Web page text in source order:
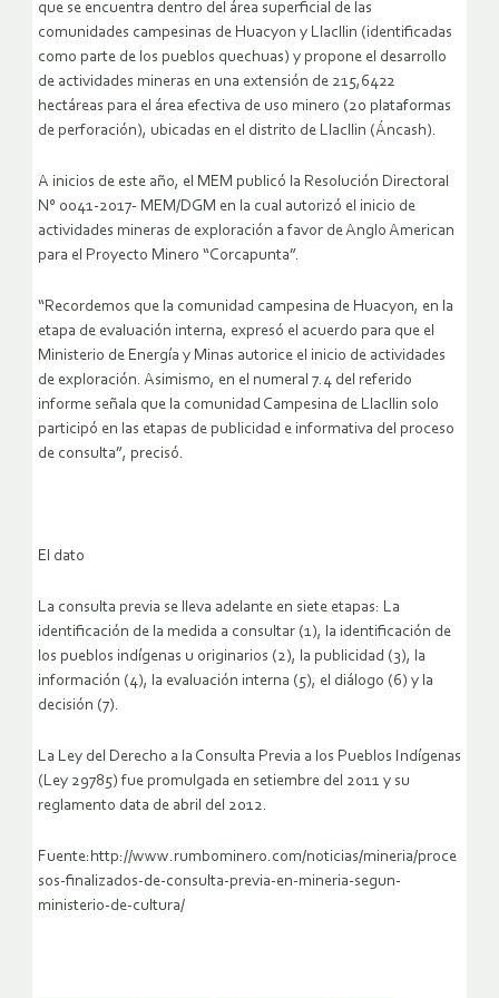
que se encuentra dentro del área superficial de las
comunidades campesinas de Huacyon y Llacllin (identificadas
como parte de los pueblos quechuas) y propone el desarrollo
de actividades mineras en una extensión de 215,6422
hectáreas para el área efectiva de uso minero (20 plataformas
de perforación), ubicadas en el distrito de Llacllin (Áncash).
A inicios de este año, el MEM publicó la Resolución Directoral
N° 0041-2017- MEM/DGM en la cual autorizó el inicio de
actividades mineras de exploración a favor de Anglo American
para el Proyecto Minero “Corcapunta”.
“Recordemos que la comunidad campesina de Huacyon, en la
etapa de evaluación interna, expresó el acuerdo para que el
Ministerio de Energía y Minas autorice el inicio de actividades
de exploración. Asimismo, en el numeral 7.4 del referido
informe señala que la comunidad Campesina de Llacllin solo
participó en las etapas de publicidad e informativa del proceso
de consulta”, precisó.
El dato
La consulta previa se lleva adelante en siete etapas: La
identificación de la medida a consultar (1), la identificación de
los pueblos indígenas u originarios (2), la publicidad (3), la
información (4), la evaluación interna (5), el diálogo (6) y la
decisión (7).
La Ley del Derecho a la Consulta Previa a los Pueblos Indígenas
(Ley 29785) fue promulgada en setiembre del 2011 y su
reglamento data de abril del 2012.
Fuente:http://www.rumbominero.com/noticias/mineria/proce
sos-finalizados-de-consulta-previa-en-mineria-segun-
ministerio-de-cultura/